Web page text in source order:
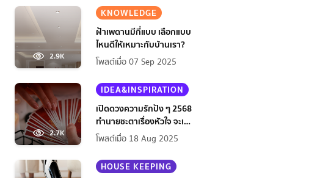
2.9K
KNOWLEDGE
ฝ้าเพดานมีกี่แบบ เลือกแบบ
ไหนดีให้เหมาะกับบ้านเรา?
โพสต์เมื่อ 07 Sep 2025
2.7K
IDEA&INSPIRATION
เปิดดวงความรักปัง ๆ 2568
ทำนายชะตาเรื่องหัวใจ จะเป็น
ยังไงนะ
โพสต์เมื่อ 18 Aug 2025
HOUSE KEEPING